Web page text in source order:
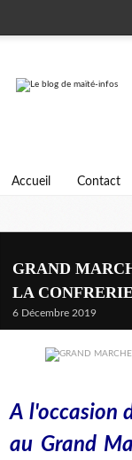
Accueil Contact
GRAND
LA
6 Décembre 2019
A l'occasion
au Grand